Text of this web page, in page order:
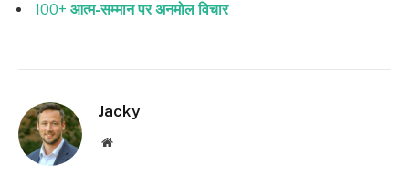
100+ आत्म-सम्मान पर अनमोल विचार
Jacky
Website